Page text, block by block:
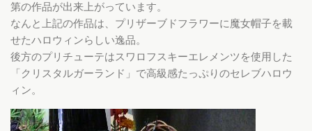
第の作品が出来上がっています。
なんと上記の作品は、プリザーブドフラワーに魔女帽子を載
せたハロウィンらしい逸品。
後方のプリチューテはスワロフスキーエレメンツを使用した
「クリスタルガーランド」で高級感たっぷりのセレブハロウ
ィン。